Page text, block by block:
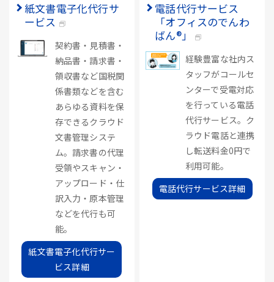
紙文書電子化代行サ
ービス
契約書・見積書・
納品書・請求書・
領収書など国税関
係書類などを含む
あらゆる資料を保
存できるクラウド
文書管理システ
ム。請求書の代理
受領やスキャン・
アップロード・仕
訳入力・原本管理
などを代行も可
能。
紙文書電子化代行サー
ビス詳細
電話代行サービス
「オフィスのでんわ
ばん®」
経験豊富な社内ス
タッフがコールセ
ンターで受電対応
を行っている電話
代行サービス。ク
ラウド電話と連携
し転送料金0円で
利用可能。
電話代行サービス詳細